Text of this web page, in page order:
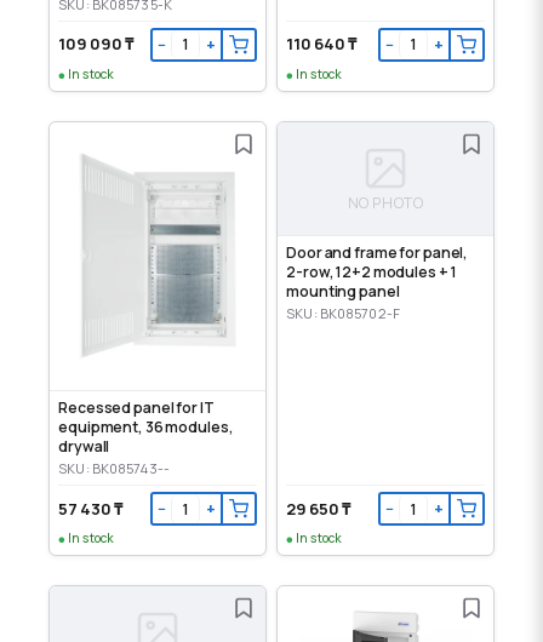
SKU: BK085735-K
109 090 ₸ − +
In stock
110 640 ₸ − +
In stock
Recessed panel for IT
equipment, 36 modules,
drywall
SKU: BK085743--
57 430 ₸ − +
In stock
NO PHOTO
Door and frame for panel,
2-row, 12+2 modules + 1
mounting panel
SKU: BK085702-F
29 650 ₸ − +
In stock